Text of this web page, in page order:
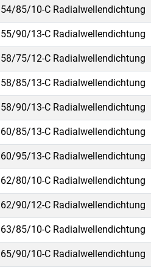
54/85/10-C Radialwellendichtung
55/90/13-C Radialwellendichtung
58/75/12-C Radialwellendichtung
58/85/13-C Radialwellendichtung
58/90/13-C Radialwellendichtung
60/85/13-C Radialwellendichtung
60/95/13-C Radialwellendichtung
62/80/10-C Radialwellendichtung
62/90/12-C Radialwellendichtung
63/85/10-C Radialwellendichtung
65/90/10-C Radialwellendichtung